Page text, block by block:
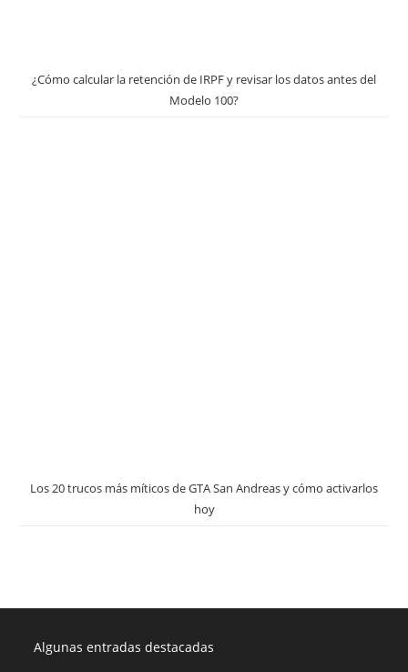
¿Cómo calcular la retención de IRPF y revisar los datos antes del
Modelo 100?
Los 20 trucos más míticos de GTA San Andreas y cómo activarlos
hoy
Algunas entradas destacadas